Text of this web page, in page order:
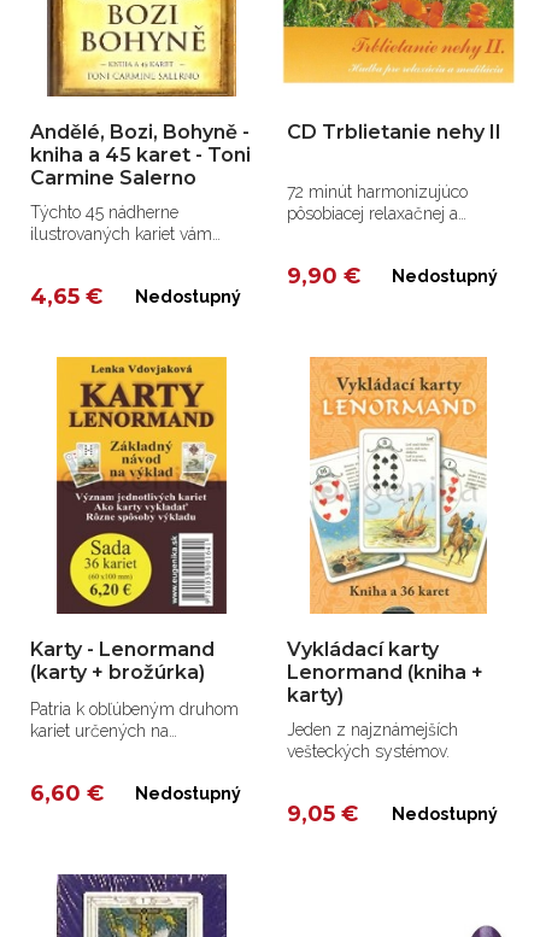
Andělé, Bozi, Bohyně -
kniha a 45 karet - Toni
Carmine Salerno
Týchto 45 nádherne
ilustrovaných kariet vám
4,65 € Nedostupný
CD Trblietanie nehy II
72 minút harmonizujúco
pôsobiacej relaxačnej a
9,90 € Nedostupný
Karty - Lenormand
(karty + brožúrka)
Patria k obľúbeným druhom
kariet určených na
6,60 € Nedostupný
Vykládací karty
Lenormand (kniha +
karty)
Jeden z najznámejších
vešteckých systémov.
9,05 € Nedostupný